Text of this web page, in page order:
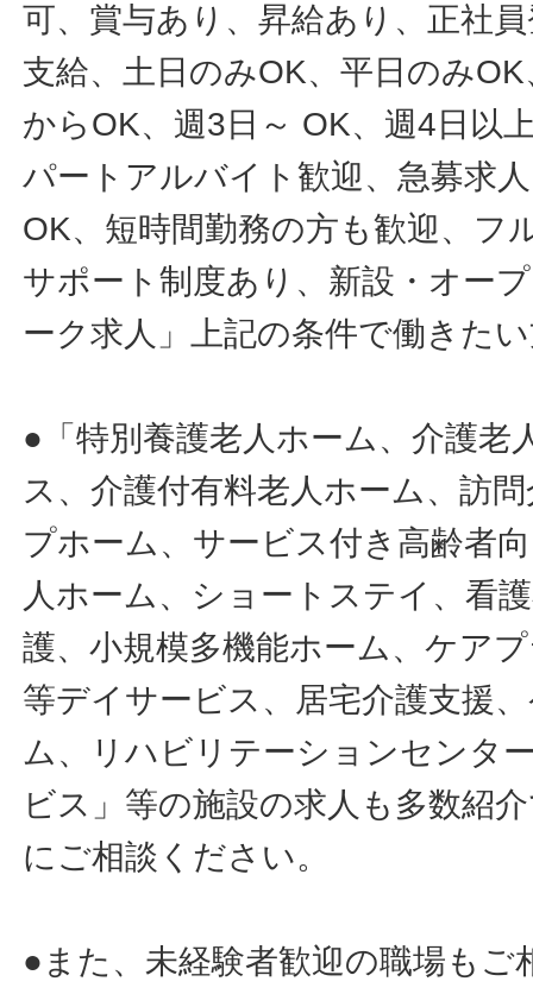
可、賞与あり、昇給あり、正社
支給、土日のみOK、平日のみ
からOK、週3日～ OK、週4日以
パートアルバイト歓迎、急募求
OK、短時間勤務の方も歓迎、フ
サポート制度あり、新設・オー
ーク求人」上記の条件で働きた
●「特別養護老人ホーム、介護老
ス、介護付有料老人ホーム、訪
プホーム、サービス付き高齢者
人ホーム、ショートステイ、看
護、小規模多機能ホーム、ケア
等デイサービス、居宅介護支援
ム、リハビリテーションセンタ
ビス」等の施設の求人も多数紹
にご相談ください。
●また、未経験者歓迎の職場もご